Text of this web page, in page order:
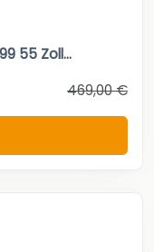
55 Zoll...
469,00 €